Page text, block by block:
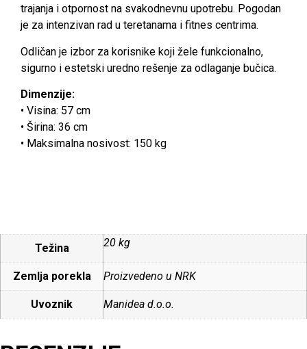
trajanja i otpornost na svakodnevnu upotrebu. Pogodan
je za intenzivan rad u teretanama i fitnes centrima.
Odličan je izbor za korisnike koji žele funkcionalno,
sigurno i estetski uredno rešenje za odlaganje bučica.
Dimenzije:
• Visina: 57 cm
• Širina: 36 cm
• Maksimalna nosivost: 150 kg
Težina 20 kg
Zemlja porekla Proizvedeno u NRK
Uvoznik Manidea d.o.o.